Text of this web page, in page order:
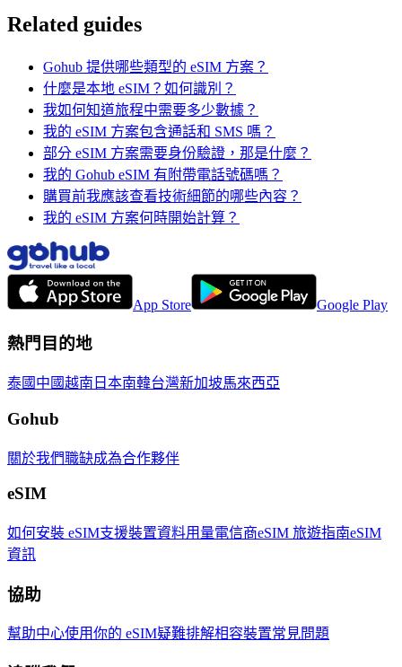
Related guides
Gohub 提供哪些類型的 eSIM 方案？
什麼是本地 eSIM？如何識別？
我如何知道旅程中需要多少數據？
我的 eSIM 方案包含通話和 SMS 嗎？
部分 eSIM 方案需要身份驗證，那是什麼？
我的 Gohub eSIM 有附帶電話號碼嗎？
購買前我應該查看技術細節的哪些內容？
我的 eSIM 方案何時開始計算？
App Store Google Play
熱門目的地
泰國 中國越南 日本南韓台灣新加坡馬來西亞
Gohub
關於我們職缺成為合作夥伴
eSIM
如何安裝 eSIM支援裝置資料用量電信商eSIM 旅遊指南eSIM
資訊
協助
幫助中心使用你的 eSIM疑難排解相容裝置常見問題